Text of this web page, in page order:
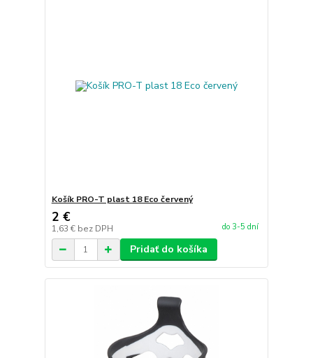
Košík PRO-T plast 18 Eco červený
2 €
1,63 € bez DPH do 3-5 dní
Pridať do košíka